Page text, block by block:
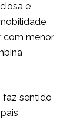
e
com menor
faz sentido